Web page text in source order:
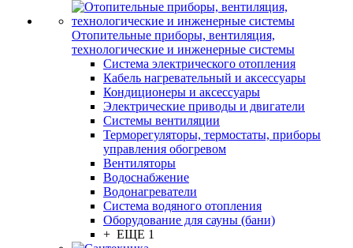
Отопительные приборы, вентиляция,
технологические и инженерные системы
Система электрического отопления
Кабель нагревательный и аксессуары
Кондиционеры и аксессуары
Электрические приводы и двигатели
Системы вентиляции
Терморегуляторы, термостаты, приборы
управления обогревом
Вентиляторы
Водоснабжение
Водонагреватели
Система водяного отопления
Оборудование для сауны (бани)
+ ЕЩЕ 1